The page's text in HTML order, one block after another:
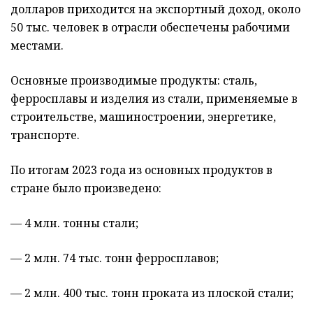
долларов приходится на экспортный доход, около
50 тыс. человек в отрасли обеспечены рабочими
местами.
Основные производимые продукты: сталь,
ферросплавы и изделия из стали, применяемые в
строительстве, машиностроении, энергетике,
транспорте.
По итогам 2023 года из основных продуктов в
стране было произведено:
— 4 млн. тонны стали;
— 2 млн. 74 тыс. тонн ферросплавов;
— 2 млн. 400 тыс. тонн проката из плоской стали;